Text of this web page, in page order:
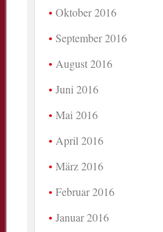
Oktober 2016
September 2016
August 2016
Juni 2016
Mai 2016
April 2016
März 2016
Februar 2016
Januar 2016